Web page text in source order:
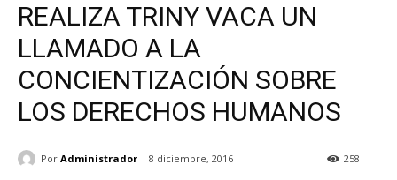
REALIZA TRINY VACA UN
LLAMADO A LA
CONCIENTIZACIÓN SOBRE
LOS DERECHOS HUMANOS
Por Administrador 8 diciembre, 2016 258